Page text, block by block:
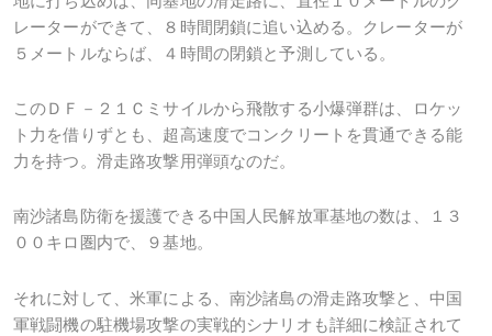
レーターができて、８時間閉鎖に追い込める。クレーターが
５メートルならば、４時間の閉鎖と予測している。
このＤＦ－２１Ｃミサイルから飛散する小爆弾群は、ロケッ
ト力を借りずとも、超高速度でコンクリートを貫通できる能
力を持つ。滑走路攻撃用弾頭なのだ。
南沙諸島防衛を援護できる中国人民解放軍基地の数は、１３
００キロ圏内で、９基地。
それに対して、米軍による、南沙諸島の滑走路攻撃と、中国
軍戦闘機の駐機場攻撃の実戦的シナリオも詳細に検証されて